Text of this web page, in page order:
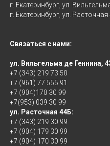
г. Екатеринбург, ул.
г. Екатеринбург, ул.
Связаться с нами:
ул. Вильгельма де Геннина,
+7 (343) 219 73 50
+7 (961) 77 555 91
+7 (904)170 30 99
+7(953) 039 30 99
ул. Расточная 44Б:
+7 (343) 219 30 99
+7 (904) 179 30 99
+7 (904) 170 30 99